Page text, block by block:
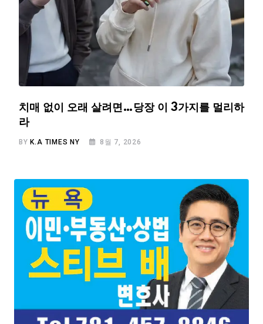
치매 없이 오래 살려면…당장 이 3가지를 멀리하
라
BYK.A TIMES NY 8월 7, 2026